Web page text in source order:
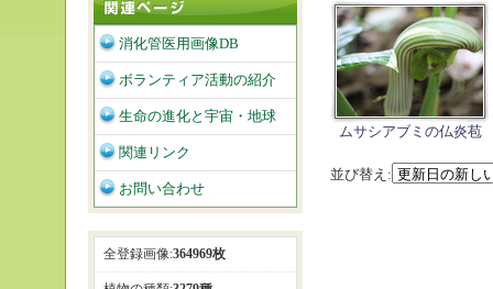
ムサシアブミの仏炎苞
並び替え:
消化管医用画像DB
ボランティア活動の紹介
生命の進化と宇宙・地球
関連リンク
お問い合わせ
全登録画像:364969枚